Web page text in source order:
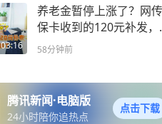
03:16
养老金暂停上涨了？网
保卡收到的120元补发，
多人都理解错了
58分钟前
腾讯新闻·电脑版
24小时陪你追热点
点击下载